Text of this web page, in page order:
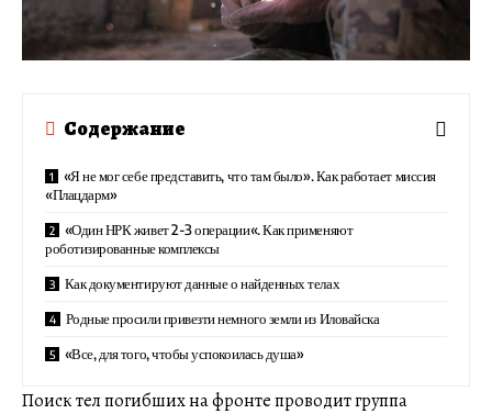
Содержание
«Я не мог себе представить, что там было». Как работает миссия
«Плацдарм»
«Один НРК живет 2-3 операции«. Как применяют
роботизированные комплексы
Как документируют данные о найденных телах
Родные просили привезти немного земли из Иловайска
«Все, для того, чтобы успокоилась душа»
Поиск тел погибших на фронте проводит группа